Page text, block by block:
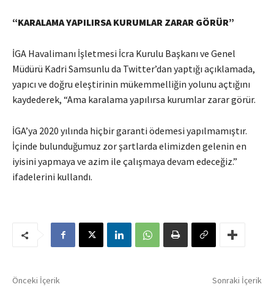
“KARALAMA YAPILIRSA KURUMLAR ZARAR GÖRÜR”
İGA Havalimanı İşletmesi İcra Kurulu Başkanı ve Genel
Müdürü Kadri Samsunlu da Twitter’dan yaptığı açıklamada,
yapıcı ve doğru eleştirinin mükemmelliğin yolunu açtığını
kaydederek, “Ama karalama yapılırsa kurumlar zarar görür.
İGA’ya 2020 yılında hiçbir garanti ödemesi yapılmamıştır.
İçinde bulunduğumuz zor şartlarda elimizden gelenin en
iyisini yapmaya ve azim ile çalışmaya devam edeceğiz.”
ifadelerini kullandı.
Önceki İçerik Sonraki İçerik